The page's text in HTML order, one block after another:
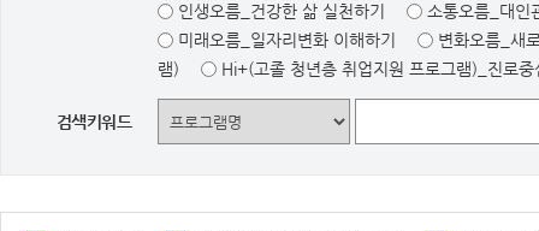
인생오름_건강한 삶 실천하기
소통오름_대인
미래오름_일자리변화 이해하기
변화오름_새
램)
Hi+(고졸 청년층 취업지원 프로그램)_진로중
검색키워드